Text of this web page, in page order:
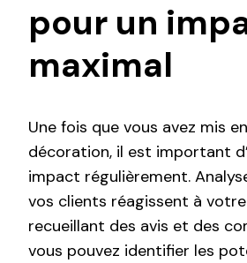
pour un
maximal
Une fois que vous avez mis
décoration, il est important
impact régulièrement.
vos clients réagissent à votre
recueillant des avis et des
vous pouvez identifier les